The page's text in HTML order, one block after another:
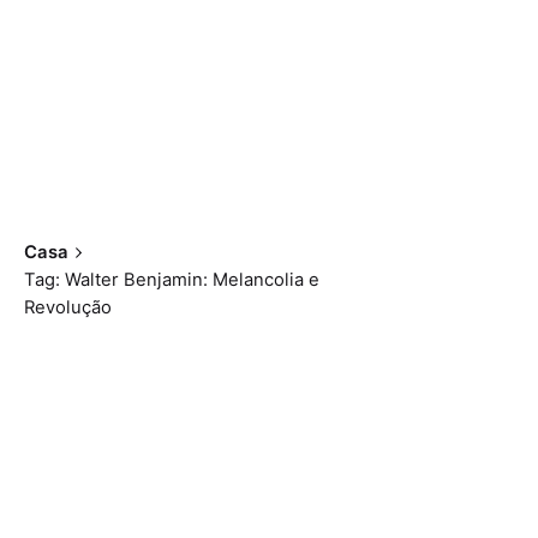
Casa
Tag: Walter Benjamin: Melancolia e
Revolução